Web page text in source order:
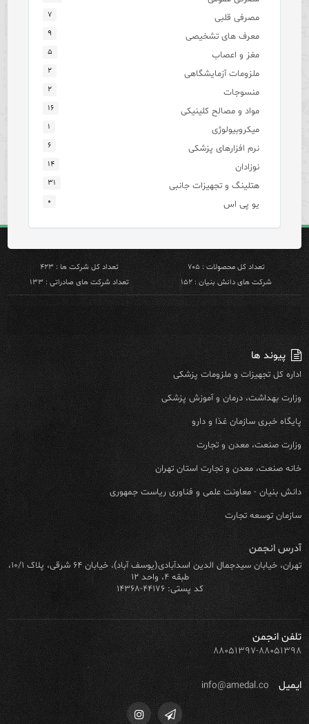
مصرفی قلبی ۷
معرف های تشخیصی ۹
مغز و اعصاب ۵
ملزومات آزمایشگاهی ۲
منسوجات ۲
مواد و مصالح کلینیکی ۱۶
میکروبیولوژی ۱
نرم افزارهای پزشکی ۶
نوزادان ۱۴
هتلینگ و تجهیزات جانبی ۳۱
یو پی اس ۰
تعداد کل محصولات : ۷۰۵
تعداد کل شرکت ها : ۴۲۳
شرکت های دانش بنیان : ۱۵۲
تعداد شرکت های صادراتی : ۱۳۳
پیوند ها
اداره کل تجهیزات و ملزومات پزشکی
وزارت بهداشت، درمان و آموزش پزشکی
پایگاه خبری سازمان غذا و دارو
وزارت صنعت، معدن و تجارت
خانه صنعت، معدن و تجارت استان تهران
دانش بنیان - معاونت علمی و فناوری ریاست جمهوری
سازمان توسعه تجارت
آدرس انجمن
تهران، خیابان سیدجمال الدین اسدآبادی(یوسف آباد)، خیابان ۶۴ شرقی، پلاک ۱۰/۱،
طبقه ۴، واحد ۱۲
کد پستی: ۴۴۱۷۶-۱۴۳۶۸
تلفن انجمن
۸۸۰۵۱۳۹۷-۸۸۰۵۱۳۹۸
ایمیل info@amedal.co